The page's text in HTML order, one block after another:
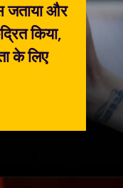
जताया और
किया,
के लिए